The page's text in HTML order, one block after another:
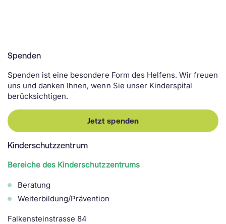
Spenden
Spenden ist eine besondere Form des Helfens. Wir freuen
uns und danken Ihnen, wenn Sie unser Kinderspital
berücksichtigen.
Jetzt spenden
Kinderschutzzentrum
Bereiche des Kinderschutzzentrums
Beratung
Weiterbildung/Prävention
Falkensteinstrasse 84